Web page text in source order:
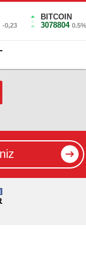
-0,23
BITCOIN
3078804 0.5%